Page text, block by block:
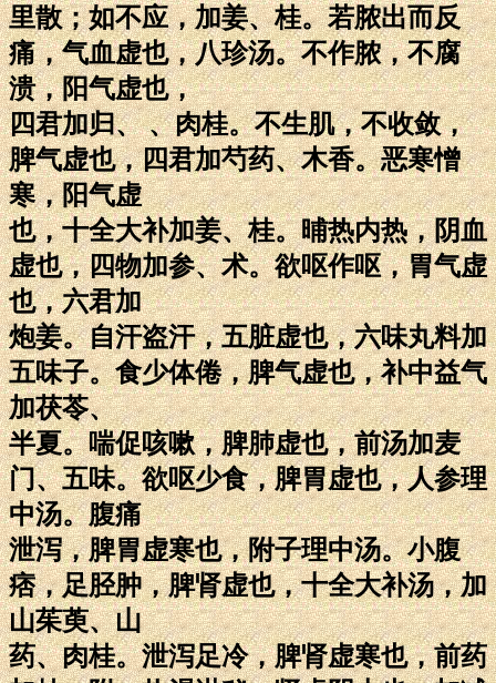
里散；如不应，加姜、桂。若脓出而反
痛，气血虚也，八珍汤。不作脓，不腐
溃，阳气虚也，
四君加归、 、肉桂。不生肌，不收敛，
脾气虚也，四君加芍药、木香。恶寒憎
寒，阳气虚
也，十全大补加姜、桂。晡热内热，阴血
虚也，四物加参、术。欲呕作呕，胃气虚
也，六君加
炮姜。自汗盗汗，五脏虚也，六味丸料加
五味子。食少体倦，脾气虚也，补中益气
加茯苓、
半夏。喘促咳嗽，脾肺虚也，前汤加麦
门、五味。欲呕少食，脾胃虚也，人参理
中汤。腹痛
泄泻，脾胃虚寒也，附子理中汤。小腹
痞，足胫肿，脾肾虚也，十全大补汤，加
山茱萸、山
药、肉桂。泄泻足冷，脾肾虚寒也，前药